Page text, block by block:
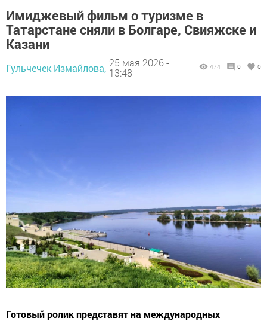
Имиджевый фильм о туризме в
Татарстане сняли в Болгаре, Свияжске и
Казани
Гульчечек Измайлова, 25 мая 2026 -
13:48
474 0 0
Готовый ролик представят на международных